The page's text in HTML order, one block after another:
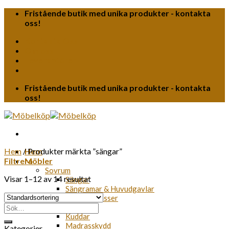
Skip
Fristående butik med unika produkter - kontakta
oss!
Fristående butik med unika produkter - kontakta
oss!
Hem
Möbler
Sovrum
Sängar
Sängramar & Huvudgavlar
Bäddmadrasser
Kuddar
Madrasskydd
Hem /Produkter märkta ”sängar”
Filtrera
Visar 1–12 av 14 resultat
Sök
efter: